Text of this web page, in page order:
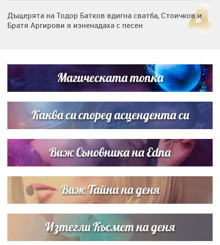
Дъщерята на Тодор Батков вдигна сватба, Стоичков и
Братя Аргирови я изненадаха с песен
Списъкът е ясен: Джей Ло и Риана във ВИП гостите на
сватбата на Роналдо
Магическата топка
Каква си според асцендента си
Виж Съновника на Edna
Виж Тайна на деня
Изтегли Късмет на деня